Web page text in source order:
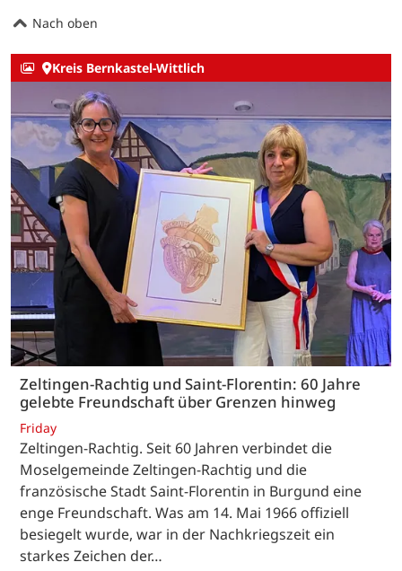
Nach oben
Kreis Bernkastel-Wittlich
Zeltingen-Rachtig und Saint-Florentin: 60 Jahre
gelebte Freundschaft über Grenzen hinweg
Friday
Zeltingen-Rachtig. Seit 60 Jahren verbindet die
Moselgemeinde Zeltingen-Rachtig und die
französische Stadt Saint-Florentin in Burgund eine
enge Freundschaft. Was am 14. Mai 1966 offiziell
besiegelt wurde, war in der Nachkriegszeit ein
starkes Zeichen der…